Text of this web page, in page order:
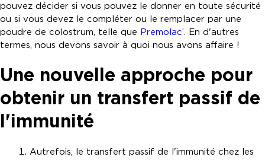
pouvez décider si vous pouvez le donner en toute sécurité
ou si vous devez le compléter ou le remplacer par une
poudre de colostrum, telle que Premolac®. En d'autres
termes, nous devons savoir à quoi nous avons affaire !
Une nouvelle approche pour
obtenir un transfert passif de
l'immunité
Autrefois, le transfert passif de l'immunité chez les